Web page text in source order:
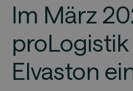
Im März
Elvaston